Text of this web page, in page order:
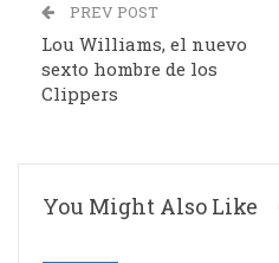
PREV POST
Lou Williams, el nuevo
sexto hombre de los
Clippers
You Might Also Like